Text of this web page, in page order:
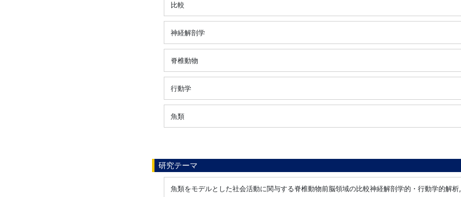
比較
神経解剖学
脊椎動物
行動学
魚類
研究テーマ
魚類をモデルとした社会活動に関与する脊椎動物前脳領域の比較神経解剖学的・行動学的解析,